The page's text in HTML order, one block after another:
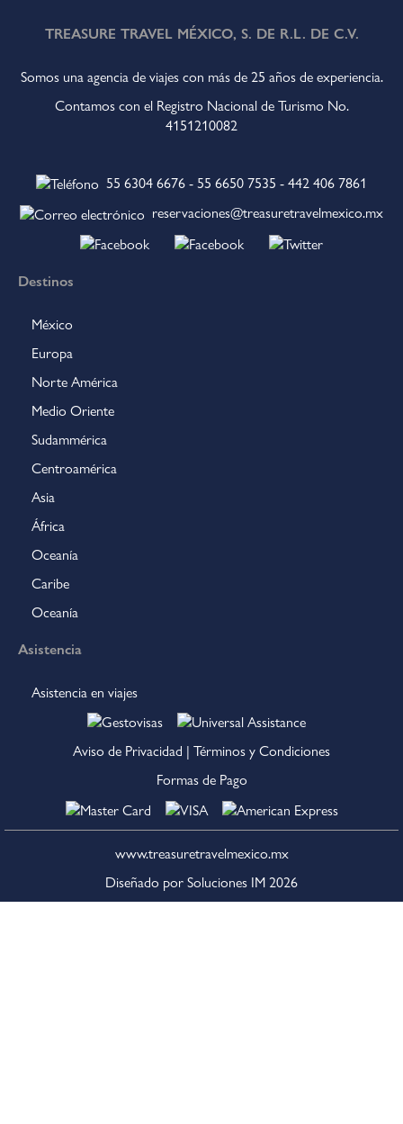
TREASURE TRAVEL MÉXICO, S. DE R.L. DE C.V.
Somos una agencia de viajes con más de 25 años de experiencia.
Contamos con el Registro Nacional de Turismo No.
4151210082
55 6304 6676 - 55 6650 7535 - 442 406 7861
reservaciones@treasuretravelmexico.mx
Destinos
México
Europa
Norte América
Medio Oriente
Sudammérica
Centroamérica
Asia
África
Oceanía
Caribe
Oceanía
Asistencia
Asistencia en viajes
Aviso de Privacidad | Términos y Condiciones
Formas de Pago
www.treasuretravelmexico.mx
Diseñado por Soluciones IM 2026